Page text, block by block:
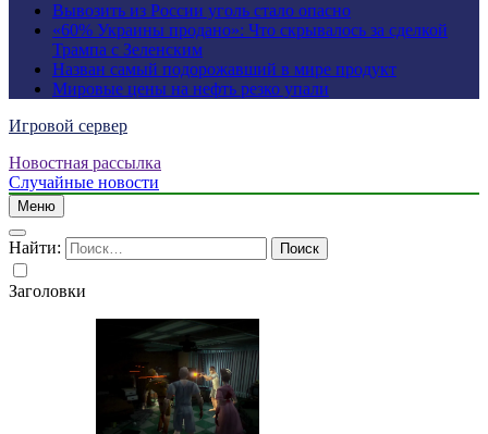
Вывозить из России уголь стало опасно
«60% Украины продано»: Что скрывалось за сделкой
Трампа с Зеленским
Назван самый подорожавший в мире продукт
Мировые цены на нефть резко упали
Игровой сервер
Новостная рассылка
Случайные новости
Меню
Найти:
Заголовки